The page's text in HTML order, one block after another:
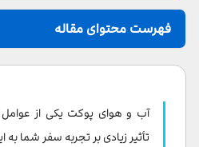
فهرست محتوای مقاله
پوکت در ژانویه (اواسط دی تا
پوکت در ماه مارس (اواسط
آب و هوای پوکت یکی از
تأثیر زیادی بر تجربه سفر شما به